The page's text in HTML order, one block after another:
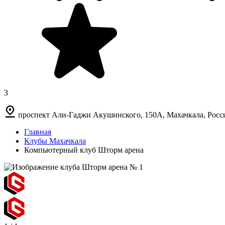
3
проспект Али-Гаджи Акушинского, 150А, Махачкала,
Главная
Клубы Махачкала
Компьютерный клуб Шторм арена